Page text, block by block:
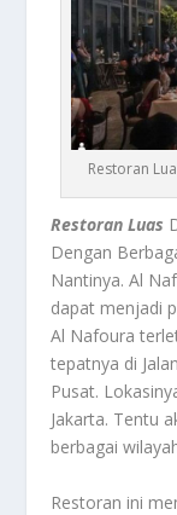
Restoran
Restoran Luas
Dengan
Nantinya.Al
dapat menjadi
Al Nafoura
tepatnya di
Pusat.
Jakarta. Tentu
berbagai
Restoran ini